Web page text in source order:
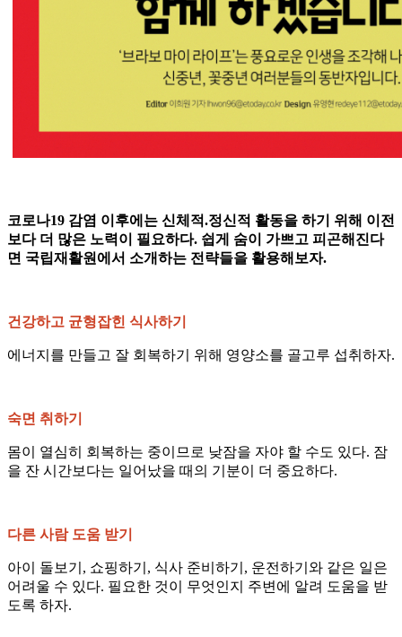
코로나19 감염 이후에는 신체적.정신적 활동을 하기 위해 이전
보다 더 많은 노력이 필요하다. 쉽게 숨이 가쁘고 피곤해진다
면 국립재활원에서 소개하는 전략들을 활용해보자.
건강하고 균형잡힌 식사하기
에너지를 만들고 잘 회복하기 위해 영양소를 골고루 섭취하자.
숙면 취하기
몸이 열심히 회복하는 중이므로 낮잠을 자야 할 수도 있다. 잠
을 잔 시간보다는 일어났을 때의 기분이 더 중요하다.
다른 사람 도움 받기
아이 돌보기, 쇼핑하기, 식사 준비하기, 운전하기와 같은 일은
어려울 수 있다. 필요한 것이 무엇인지 주변에 알려 도움을 받
도록 하자.